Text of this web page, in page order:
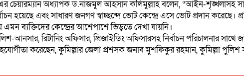
চেয়ারম্যান অধ্যাপক ড.নাজমুল আহসান কলিমুল্লাহ বলেন, “আইন-শৃঙ্খলাসহ
হয়েছে এবং সাধারণ জনগণ স্বাচ্ছন্দে ভোট কেন্দ্রে এসে ভোট প্রদান করেছে।
এমন ব্যক্তিদের কেন্দ্রের আশেপাশে ভিড়তে দেখা যায়নি।
আনসার, রিটানিং অফিসার, প্রিজাইডিং অফিসারসহ নির্বাচন পরিচালনার
করেছেন, কুমিল্লার জেলা প্রশসক জনাব মুশফিকুর রহমান, কুমিল্লা পুলিশ